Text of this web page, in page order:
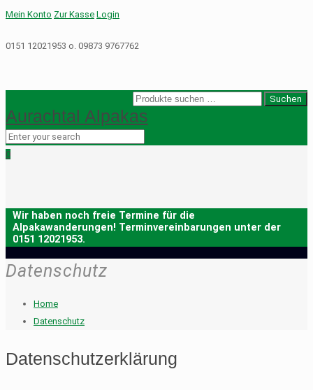
Mein Konto Zur Kasse Login
0151 12021953 o. 09873 9767762
Suche
nach:
Suchen
Aurachtal Alpakas
0
Datenschutz
Home
Datenschutz
Datenschutz­erklärung